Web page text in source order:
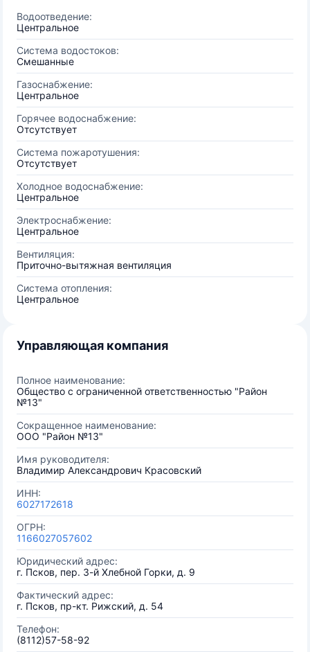
Водоотведение:
Центральное
Система водостоков:
Смешанные
Газоснабжение:
Центральное
Горячее водоснабжение:
Отсутствует
Система пожаротушения:
Отсутствует
Холодное водоснабжение:
Центральное
Электроснабжение:
Центральное
Вентиляция:
Приточно-вытяжная вентиляция
Система отопления:
Центральное
Управляющая компания
Полное наименование:
Общество с ограниченной ответственностью "Район
№13"
Сокращенное наименование:
ООО "Район №13"
Имя руководителя:
Владимир Александрович Красовский
ИНН:
6027172618
ОГРН:
1166027057602
Юридический адрес:
г. Псков, пер. 3-й Хлебной Горки, д. 9
Фактический адрес:
г. Псков, пр-кт. Рижский, д. 54
Телефон:
(8112)57-58-92